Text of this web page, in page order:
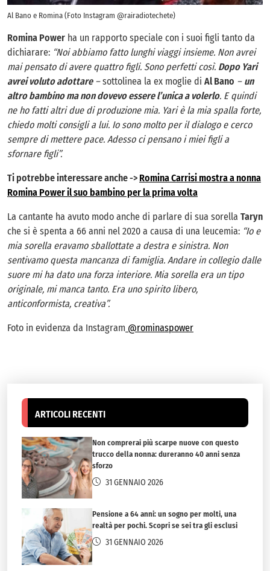
Al Bano e Romina (Foto Instagram @rairadiotechete)
Romina Power ha un rapporto speciale con i suoi figli tanto da
dichiarare: “Noi abbiamo fatto lunghi viaggi insieme. Non avrei
mai pensato di avere quattro figli. Sono perfetti così. Dopo Yari
avrei voluto adottare–sottolinea la ex moglie di Al Bano – un
altro bambino ma non dovevo essere l’unica a volerlo. E quindi
ne ho fatti altri due di produzione mia. Yari è la mia spalla forte,
chiedo molti consigli a lui. Io sono molto per il dialogo e cerco
sempre di mettere pace. Adesso ci pensano i miei figli a
sfornare figli”.
Ti potrebbe interessare anche -> Romina Carrisi mostra a nonna
Romina Power il suo bambino per la prima volta
La cantante ha avuto modo anche di parlare di sua sorella Taryn
che si è spenta a 66 anni nel 2020 a causa di una leucemia: “Io e
mia sorella eravamo sballottate a destra e sinistra. Non
sentivamo questa mancanza di famiglia. Andare in collegio dalle
suore mi ha dato una forza interiore. Mia sorella era un tipo
originale, mi manca tanto. Era uno spirito libero,
anticonformista, creativa”.
Foto in evidenza da Instagram @rominaspower
ARTICOLI RECENTI
Non comprerai più scarpe nuove con questo
trucco della nonna: dureranno 40 anni senza
sforzo
31 GENNAIO 2026
Pensione a 64 anni: un sogno per molti, una
realtà per pochi. Scopri se sei tra gli esclusi
31 GENNAIO 2026